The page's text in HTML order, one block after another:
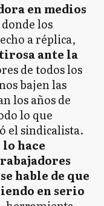
en medios
donde los
a réplica,
ante la
de todos los
bajen las
los años de
lo que
el sindicalista.
hace
hable de que
en serio